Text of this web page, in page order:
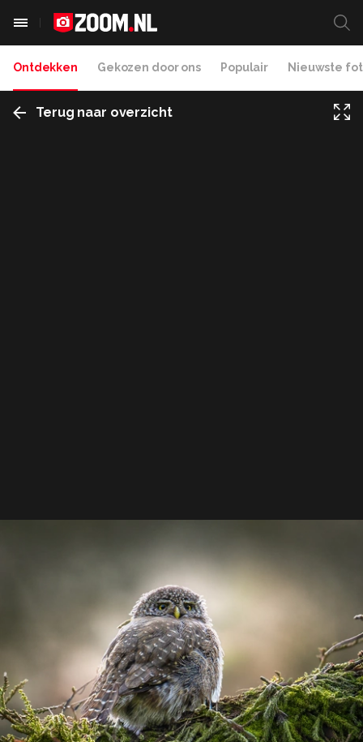
Ontdekken Gekozen door ons Populair Nieuwste
Terug naar overzicht